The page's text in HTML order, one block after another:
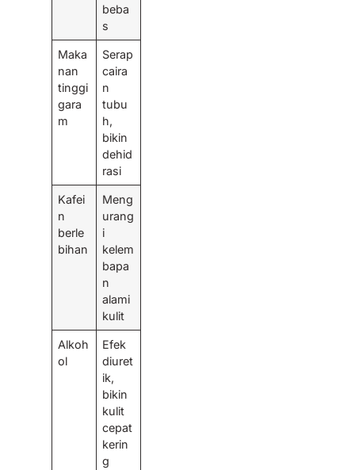
beba
s
Maka
nan
tinggi
gara
m
Serap
caira
n
tubu
h,
bikin
dehid
rasi
Kafei
n
berle
bihan
Meng
urang
i
kelem
bapa
n
alami
kulit
Alkoh
ol
Efek
diuret
ik,
bikin
kulit
cepat
kerin
g